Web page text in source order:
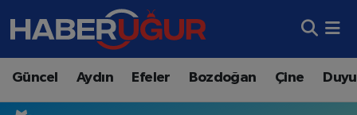
Güncel Aydın Efeler Bozdoğan Çine
Aydın Nöbetçi Eczaneler
Aydın Hava Durumu